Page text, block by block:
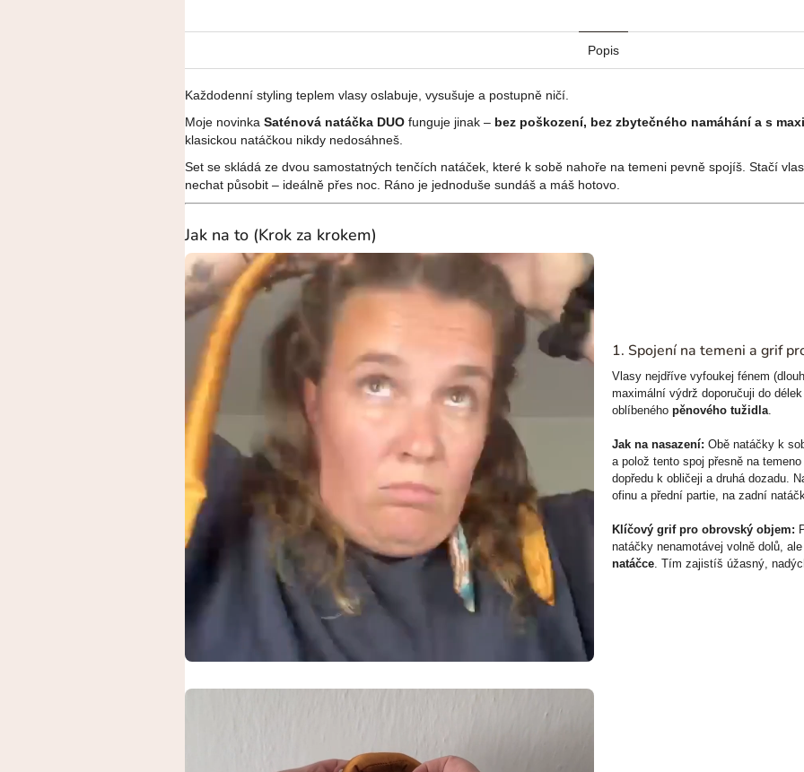
Popis
Každodenní styling teplem vlasy oslabuje, vysušuje a postupně ničí.
Moje novinka Saténová natáčka DUO funguje jinak – bez poškození, bez zbytečného namáhání a s
klasickou natáčkou nikdy nedosáhneš.
Set se skládá ze dvou samostatných tenčích natáček, které k sobě nahoře na temeni pevně spojíš. Stačí
nechat působit – ideálně přes noc. Ráno je jednoduše sundáš a máš hotovo.
Jak na to (Krok za krokem)
1. Spojení na temeni a grif
Vlasy nejdříve vyfoukej fénem
maximální výdrž doporučuji do
oblíbeného pěnového tužidla
Jak na nasazení: Obě natáčky k
a polož tento spoj přesně na
dopředu k obličeji a druhá dozadu.
ofinu a přední partie, na zadní
Klíčový grif pro obrovský objem:
natáčky nenamotávej volně dolů,
natáčce . Tím zajistíš úžasný,